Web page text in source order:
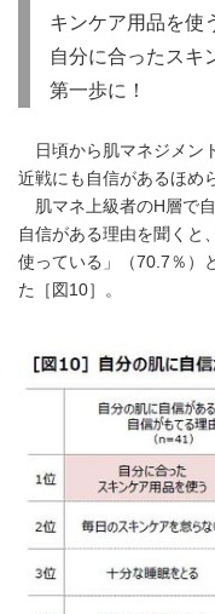
キンケア用品を使
自分に合ったスキ
第一歩に！
日頃から肌マネジメン
近戦にも自信があるほめ
肌マネ上級者のH層で
自信がある理由を聞くと
使っている」（70.7％）
た［図10］。
English